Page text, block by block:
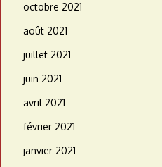
octobre 2021
août 2021
juillet 2021
juin 2021
avril 2021
février 2021
janvier 2021